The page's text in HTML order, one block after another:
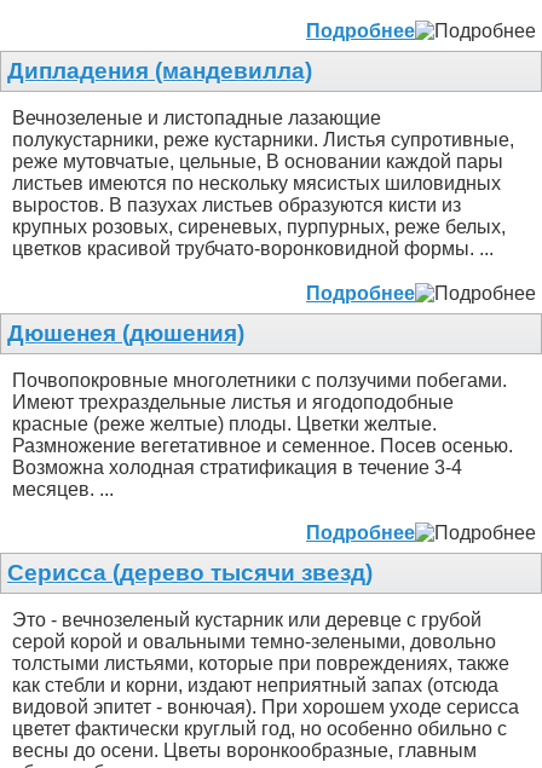
Подробнее
Дипладения (мандевилла)
Вечнозеленые и листопадные лазающие
полукустарники, реже кустарники. Листья супротивные,
реже мутовчатые, цельные, В основании каждой пары
листьев имеются по нескольку мясистых шиловидных
выростов. В пазухах листьев образуются кисти из
крупных розовых, сиреневых, пурпурных, реже белых,
цветков красивой трубчато-воронковидной формы. ...
Подробнее
Дюшенея (дюшения)
Почвопокровные многолетники с ползучими побегами.
Имеют трехраздельные листья и ягодоподобные
красные (реже желтые) плоды. Цветки желтые.
Размножение вегетативное и семенное. Посев осенью.
Возможна холодная стратификация в течение 3-4
месяцев. ...
Подробнее
Серисса (дерево тысячи звезд)
Это - вечнозеленый кустарник или деревце с грубой
серой корой и овальными темно-зелеными, довольно
толстыми листьями, которые при повреждениях, также
как стебли и корни, издают неприятный запах (отсюда
видовой эпитет - вонючая). При хорошем уходе серисса
цветет фактически круглый год, но особенно обильно с
весны до осени. Цветы воронкообразные, главным